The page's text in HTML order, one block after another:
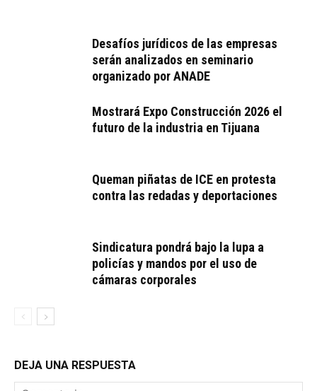
Desafíos jurídicos de las empresas
serán analizados en seminario
organizado por ANADE
Mostrará Expo Construcción 2026 el
futuro de la industria en Tijuana
Queman piñatas de ICE en protesta
contra las redadas y deportaciones
Sindicatura pondrá bajo la lupa a
policías y mandos por el uso de
cámaras corporales
DEJA UNA RESPUESTA